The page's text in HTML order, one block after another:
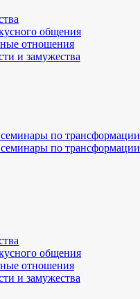
общения
отношения
и замужества
общения
отношения
и замужества